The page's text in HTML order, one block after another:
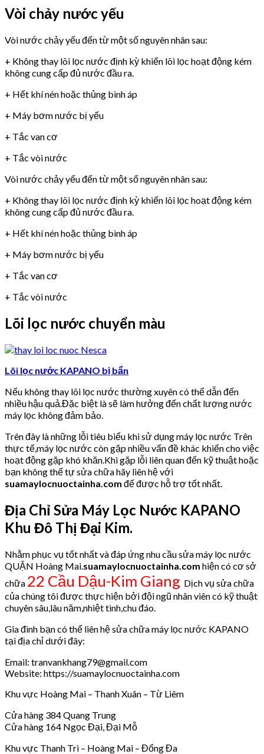
Vòi chảy nước yếu
Vòi nước chảy yếu đến từ một số nguyên nhân sau:
+ Không thay lõi lọc nước định kỳ khiến lõi lọc hoạt động kém
không cung cấp đủ nước đầu ra.
+ Hết khí nén hoặc thủng bình áp
+ Máy bơm nước bị yếu
+ Tắc van cơ
+ Tắc vòi nước
Vòi nước chảy yếu đến từ một số nguyên nhân sau:
+ Không thay lõi lọc nước định kỳ khiến lõi lọc hoạt động kém
không cung cấp đủ nước đầu ra.
+ Hết khí nén hoặc thủng bình áp
+ Máy bơm nước bị yếu
+ Tắc van cơ
+ Tắc vòi nước
Lõi lọc nước chuyển màu
Lõi lọc nước KAPANO bị bẩn
Nếu không thay lõi lọc nước thường xuyên có thể dẫn đến
nhiều hậu quả.Đặc biệt là sẽ làm hưởng đến chất lượng nước
máy lọc không đảm bảo.
Trên đây là những lỗi tiêu biểu khi sử dụng máy lọc nước Trên
thực tế,máy lọc nước còn gặp nhiều vấn đề khác khiến cho việc
hoạt động gặp khó khăn.Khi gặp lỗi liên quan đến kỹ thuật hoặc
bạn không thể tự sửa chữa hãy liên hệ với
suamaylocnuoctainha.com để được hỗ trợ tốt nhất.
Địa Chỉ Sửa Máy Lọc Nước KAPANO
Khu Đô Thị Đại Kim.
Nhằm phục vụ tốt nhất và đáp ứng nhu cầu sửa máy lọc nước
QUẬN Hoàng Mai. suamaylocnuoctainha.com hiện có cơ sở
chữa 22 Cầu Dậu-Kim Giang Dịch vụ sửa chữa
của chúng tôi được thực hiện bởi đội ngũ nhân viên có kỹ thuật
chuyên sâu,lâu năm,nhiệt tình,chu đáo.
Gia đình bạn có thể liên hệ sửa chữa máy lọc nước KAPANO
tại địa chỉ dưới đây:
Email: tranvankhang79@gmail.com
Website: https://suamaylocnuoctainha.com
Khu vực Hoàng Mai – Thanh Xuân – Từ Liêm
Cửa hàng 384 Quang Trung
Cửa hàng 164 Ngọc Đại, Đại Mỗ
Khu vực Thanh Trì – Hoàng Mai – Đống Đa